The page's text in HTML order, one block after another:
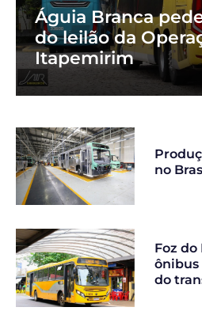
Águia Branca
do leilão da
Itapemirim
no
Foz do
ônibus
do